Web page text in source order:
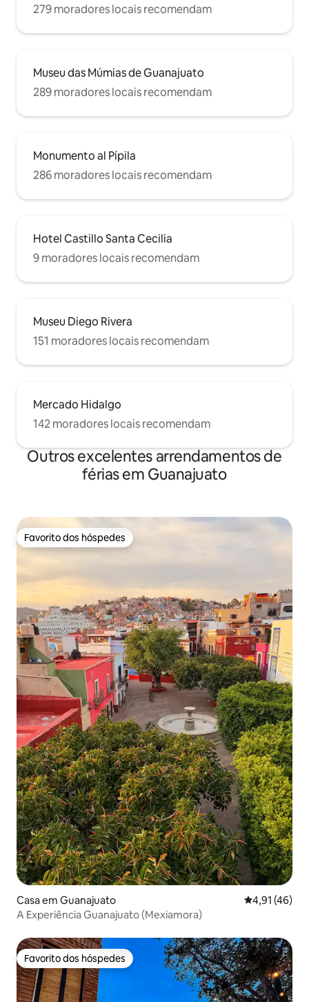
279 moradores locais recomendam
Museu das Múmias de Guanajuato
289 moradores locais recomendam
Monumento al Pípila
286 moradores locais recomendam
Hotel Castillo Santa Cecilia
9 moradores locais recomendam
Museu Diego Rivera
151 moradores locais recomendam
Mercado Hidalgo
142 moradores locais recomendam
Outros excelentes arrendamentos de
férias em Guanajuato
Favorito dos hóspedes
Favorito dos hóspedes
Casa em Guanajuato Classificação
4,91 (46)
A Experiência Guanajuato (Mexiamora)
Favorito dos hóspedes
Favorito dos hóspedes